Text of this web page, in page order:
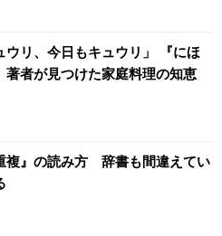
ウリ、今日もキュウリ」 『にほ
著者が見つけた家庭料理の知恵
複』の読み方 辞書も間違えてい